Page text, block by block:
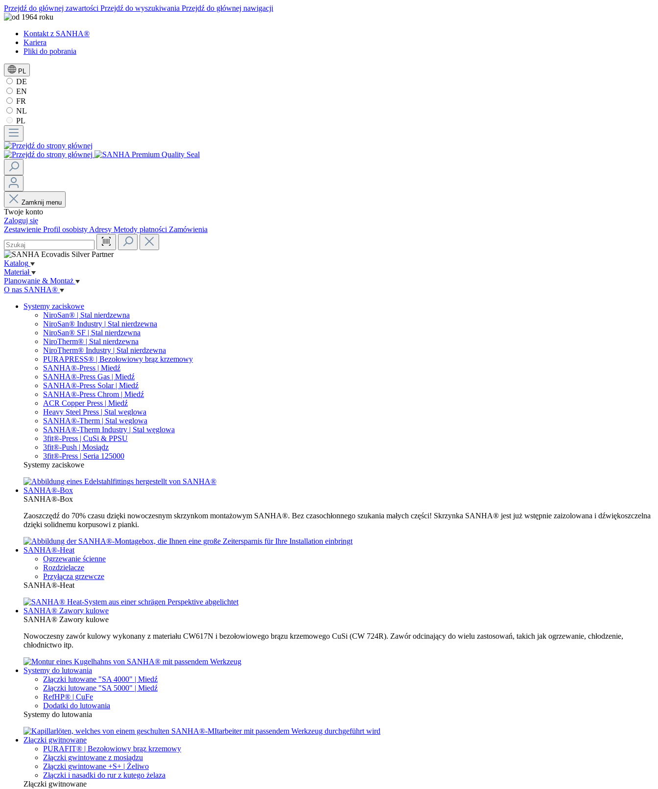
Przejdź do głównej zawartości Przejdź do wyszukiwania Przejdź do głównej nawigacji
Kontakt z SANHA®
Kariera
Pliki do pobrania
PL
DE
EN
FR
NL
PL
Zamknij menu
Twoje konto
Zaloguj się
Zestawienie Profil osobisty Adresy Metody płatności Zamówienia
Katalog
Materiał
Planowanie & Montaż
O nas SANHA®
Systemy zaciskowe
NiroSan® | Stal nierdzewna
NiroSan® Industry | Stal nierdzewna
NiroSan® SF | Stal nierdzewna
NiroTherm® | Stal nierdzewna
NiroTherm® Industry | Stal nierdzewna
PURAPRESS® | Bezołowiowy brąz krzemowy
SANHA®-Press | Miedź
SANHA®-Press Gas | Miedź
SANHA®-Press Solar | Miedź
SANHA®-Press Chrom | Miedź
ACR Copper Press | Miedź
Heavy Steel Press | Stal węglowa
SANHA®-Therm | Stal węglowa
SANHA®-Therm Industry | Stal węglowa
3fit®-Press | CuSi & PPSU
3fit®-Push | Mosiądz
3fit®-Press | Seria 125000
Systemy zaciskowe
SANHA®-Box
SANHA®-Box
Zaoszczędź do 70% czasu dzięki nowoczesnym skrzynkom montażowym SANHA®. Bez czasochłonnego szukania małych części! Skrzynka SANHA® jest już wstępnie zaizolowana i dźwiękoszczelna
dzięki solidnemu korpusowi z pianki.
SANHA®-Heat
Ogrzewanie ścienne
Rozdzielacze
Przyłącza grzewcze
SANHA®-Heat
SANHA® Zawory kulowe
SANHA® Zawory kulowe
Nowoczesny zawór kulowy wykonany z materiału CW617N i bezołowiowego brązu krzemowego CuSi (CW 724R). Zawór odcinający do wielu zastosowań, takich jak ogrzewanie, chłodzenie,
chłodnictwo itp.
Systemy do lutowania
Złączki lutowane "SA 4000" | Miedź
Złączki lutowane "SA 5000" | Miedź
RefHP® | CuFe
Dodatki do lutowania
Systemy do lutowania
Złączki gwitnowane
PURAFIT® | Bezołowiowy brąz krzemowy
Złączki gwintowane z mosiądzu
Złączki gwintowane +S+ | Żeliwo
Złączki i nasadki do rur z kutego żelaza
Złączki gwitnowane